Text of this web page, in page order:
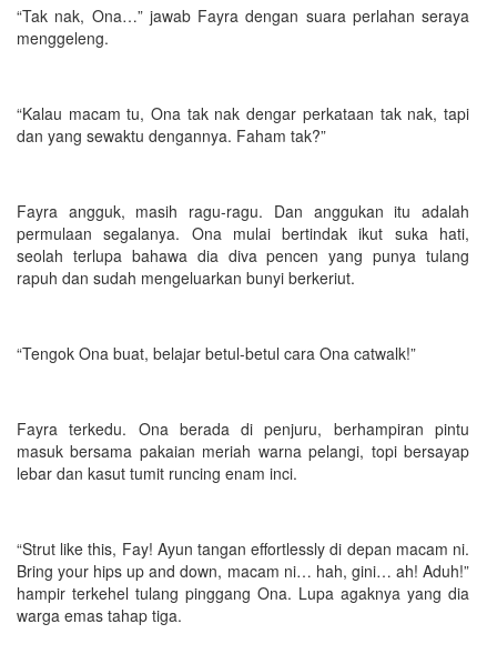
“Tak nak, Ona…” jawab Fayra dengan suara perlahan seraya
menggeleng.
“Kalau macam tu, Ona tak nak dengar perkataan tak nak, tapi
dan yang sewaktu dengannya. Faham tak?”
Fayra angguk, masih ragu-ragu. Dan anggukan itu adalah
permulaan segalanya. Ona mulai bertindak ikut suka hati,
seolah terlupa bahawa dia diva pencen yang punya tulang
rapuh dan sudah mengeluarkan bunyi berkeriut.
“Tengok Ona buat, belajar betul-betul cara Ona catwalk!”
Fayra terkedu. Ona berada di penjuru, berhampiran pintu
masuk bersama pakaian meriah warna pelangi, topi bersayap
lebar dan kasut tumit runcing enam inci.
“Strut like this, Fay! Ayun tangan effortlessly di depan macam ni.
Bring your hips up and down, macam ni… hah, gini… ah! Aduh!”
hampir terkehel tulang pinggang Ona. Lupa agaknya yang dia
warga emas tahap tiga.